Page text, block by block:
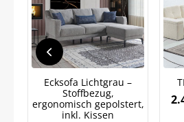
Ecksofa Lichtgrau –
Stoffbezug,
ergonomisch gepolstert,
inkl. Kissen